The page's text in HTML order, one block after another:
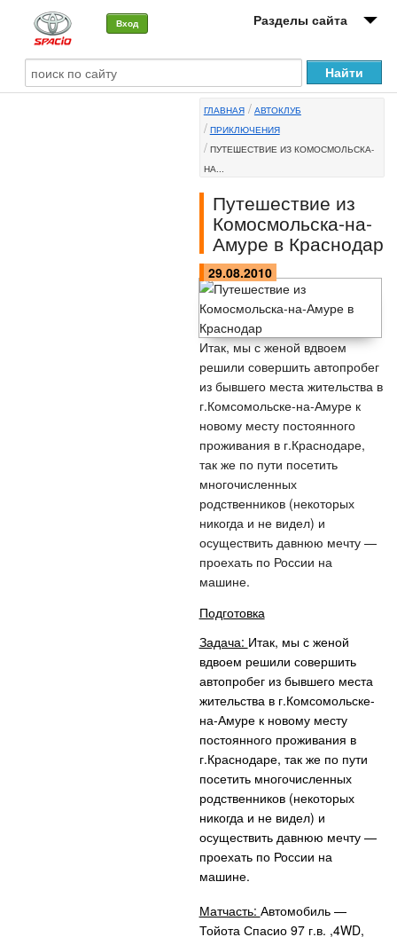
Вход Разделы сайта
О машине
ГЛАВНАЯ
АВТОКЛУБ
ПРИКЛЮЧЕНИЯ
ПУТЕШЕСТВИЕ ИЗ КОМОСМОЛЬСКА-
НА...
Путешествие из
Комосмольска-на-
Амуре в Краснодар
29.08.2010
Итак, мы с женой вдвоем
решили совершить автопробег
из бывшего места жительства в
г.Комсомольске-на-Амуре к
новому месту постоянного
проживания в г.Краснодаре,
так же по пути посетить
многочисленных
родственников (некоторых
никогда и не видел) и
осуществить давнюю мечту —
проехать по России на
машине.
Подготовка
Задача: Итак, мы с женой
вдвоем решили совершить
автопробег из бывшего места
жительства в г.Комсомольске-
на-Амуре к новому месту
постоянного проживания в
г.Краснодаре, так же по пути
посетить многочисленных
родственников (некоторых
никогда и не видел) и
осуществить давнюю мечту —
проехать по России на
машине.
Матчасть: Автомобиль —
Тойота Спасио 97 г.в. ,4WD,